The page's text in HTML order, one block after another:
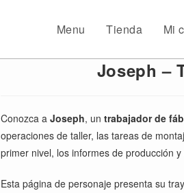
Menu Tienda Mi
Joseph –
Conozca a Joseph, un trabajador de
operaciones de taller, las tareas de
primer nivel, los informes de producción
Esta página de personaje presenta su